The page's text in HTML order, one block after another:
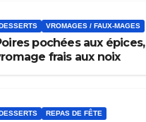
VROMAGES / FAUX-MAGES
pochées aux épices,
frais aux noix
REPAS DE FÊTE